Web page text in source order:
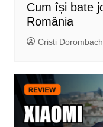
Cum își bate
România
Cristi Dorombach